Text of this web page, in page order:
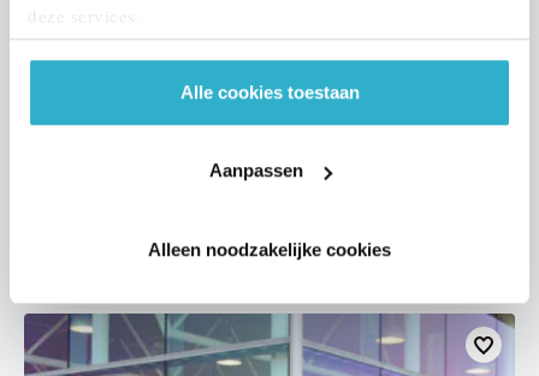
deze services.
Alle cookies toestaan
Aanpassen
Alleen noodzakelijke cookies
Hatchback
One Essential
Bekijk details